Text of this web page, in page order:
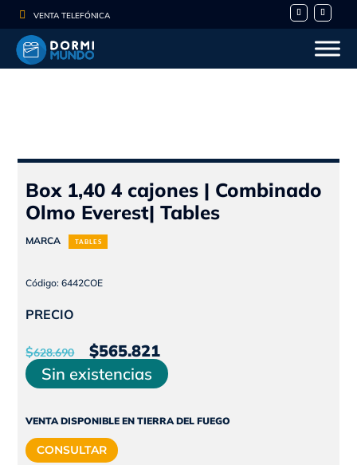
 VENTA TELEFÓNICA
Box 1,40 4 cajones | Combinado
Olmo Everest| Tables
MARCA TABLES
Código: 6442COE
PRECIO
$628.690
El
precio
original
era:
$628.690.
$565.821El
precio
actual
es:
Sin existencias
VENTA DISPONIBLE EN TIERRA DEL FUEGO
CONSULTAR